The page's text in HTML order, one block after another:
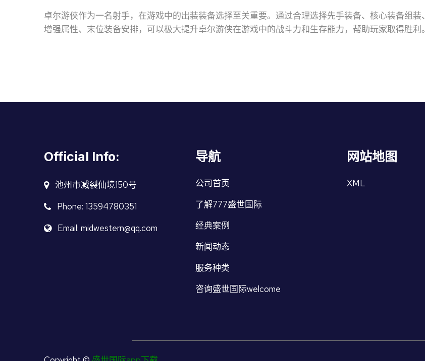
卓尔游侠作为一名射手，在游戏中的出装装备选择至关重要。通过合理选择先手装备、核心装备组装、
增强属性、末位装备安排，可以极大提升卓尔游侠在游戏中的战斗力和生存能力，帮助玩家取得胜利。
Official Info:
池州市减裂仙境150号
Phone: 13594780351
Email: midwestern@qq.com
导航
公司首页
了解777盛世国际
经典案例
新闻动态
服务种类
咨询盛世国际welcome
网站地图
XML